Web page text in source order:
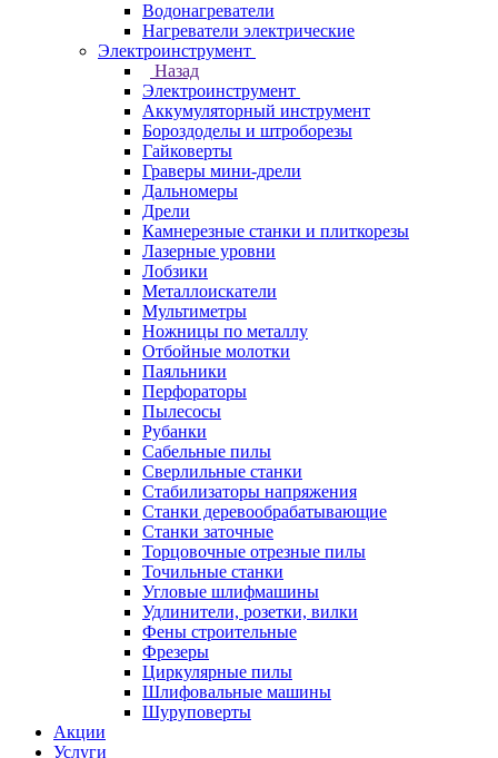
Водонагреватели
Нагреватели электрические
Электроинструмент
Назад
Электроинструмент
Аккумуляторный инструмент
Бороздоделы и штроборезы
Гайковерты
Граверы мини-дрели
Дальномеры
Дрели
Камнерезные станки и плиткорезы
Лазерные уровни
Лобзики
Металлоискатели
Мультиметры
Ножницы по металлу
Отбойные молотки
Паяльники
Перфораторы
Пылесосы
Рубанки
Сабельные пилы
Сверлильные станки
Стабилизаторы напряжения
Станки деревообрабатывающие
Станки заточные
Торцовочные отрезные пилы
Точильные станки
Угловые шлифмашины
Удлинители, розетки, вилки
Фены строительные
Фрезеры
Циркулярные пилы
Шлифовальные машины
Шуруповерты
Акции
Услуги